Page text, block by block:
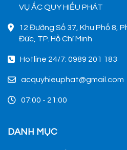
VỤ ẮC QUY HIẾU PHÁT
12 Đường Số 37, Khu Phố 8,
Đức, TP. Hồ Chí Minh
Hotline 24/7: 0989 201 183
acquyhieuphat@gmail.com
07:00 - 21:00
DANH MỤC